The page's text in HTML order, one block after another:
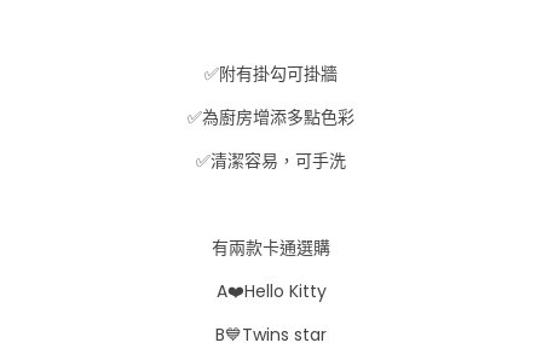
✅附有掛勾可掛牆
✅為廚房增添多點色彩
✅清潔容易，可手洗
有兩款卡通選購
A❤️Hello Kitty
B💙Twins star